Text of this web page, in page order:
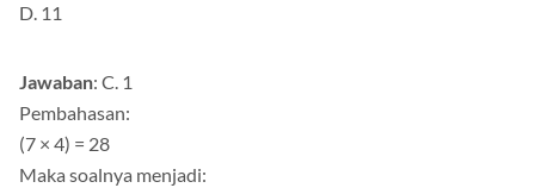
D. 11
Jawaban: C. 1
Pembahasan:
(7 × 4) = 28
Maka soalnya menjadi: